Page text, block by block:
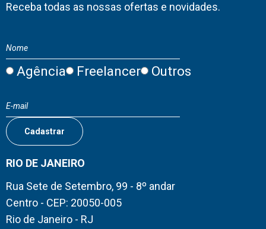
Receba todas as nossas ofertas e novidades.
Agência Freelancer Outros
RIO DE JANEIRO
Rua Sete de Setembro, 99 - 8º andar
Centro - CEP: 20050-005
Rio de Janeiro - RJ